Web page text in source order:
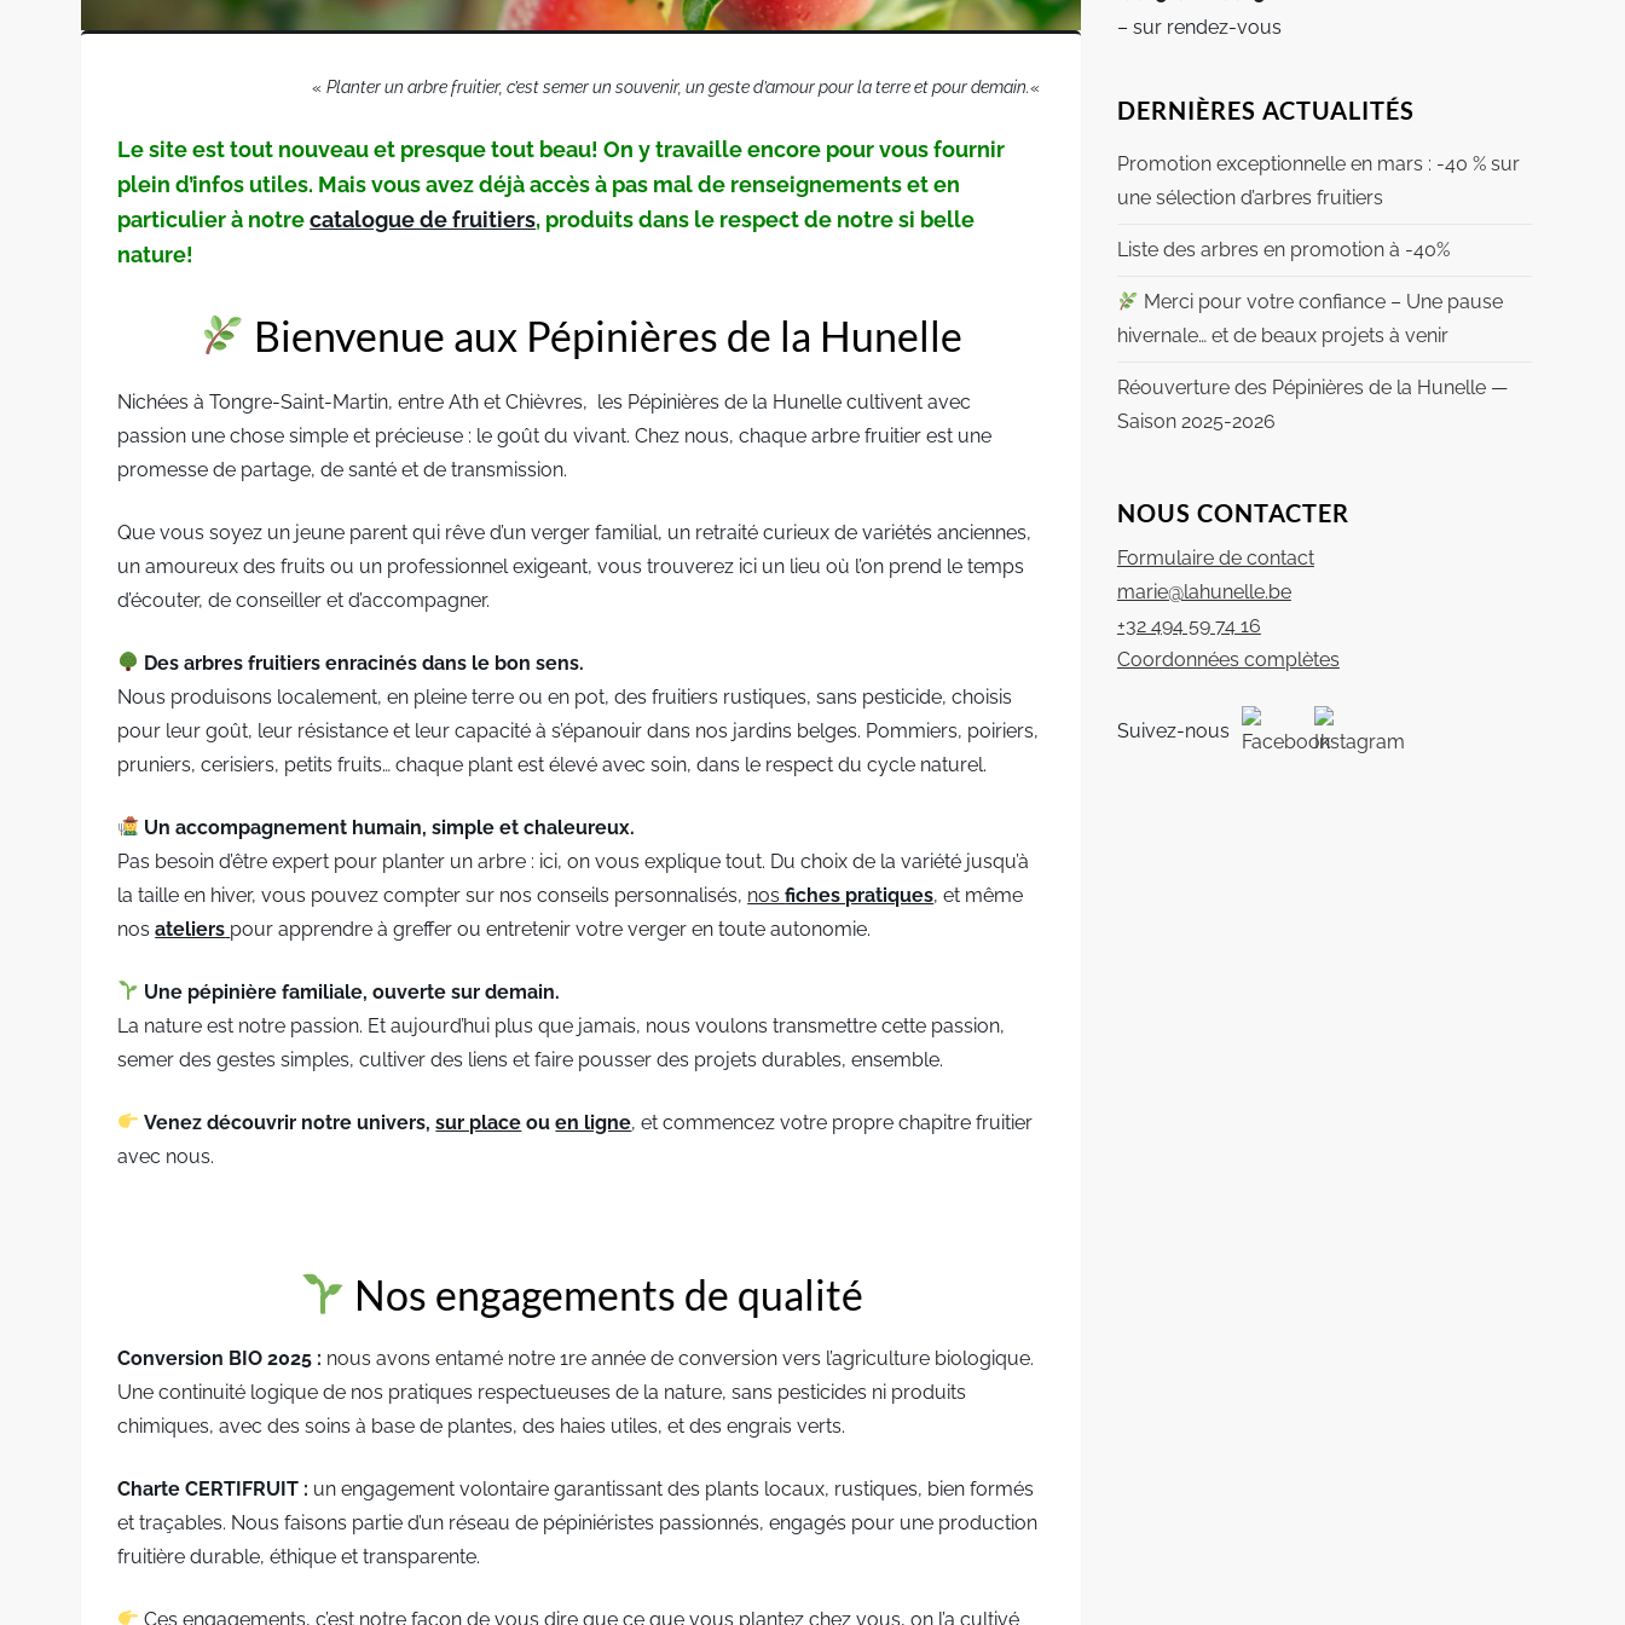
« Planter un arbre fruitier, c’est semer un souvenir, un geste d’amour pour la terre et pour demain.«
Le site est tout nouveau et presque tout beau! On y travaille encore pour vous fournir
plein d’infos utiles. Mais vous avez déjà accès à pas mal de renseignements et en
particulier à notrecatalogue de fruitiers, produits dans le respect de notre si belle
nature!
Bienvenue aux Pépinières de la Hunelle
Nichées à Tongre-Saint-Martin, entre Ath et Chièvres, les Pépinières de la Hunelle cultivent avec
passion une chose simple et précieuse : le goût du vivant. Chez nous, chaque arbre fruitier est une
promesse de partage, de santé et de transmission.
Que vous soyez un jeune parent qui rêve d’un verger familial, un retraité curieux de variétés anciennes,
un amoureux des fruits ou un professionnel exigeant, vous trouverez ici un lieu où l’on prend le temps
d’écouter, de conseiller et d’accompagner.
Des arbres fruitiers enracinés dans le bon sens.
Nous produisons localement, en pleine terre ou en pot, des fruitiers rustiques, sans pesticide, choisis
pour leur goût, leur résistance et leur capacité à s’épanouir dans nos jardins belges. Pommiers, poiriers,
pruniers, cerisiers, petits fruits… chaque plant est élevé avec soin, dans le respect du cycle naturel.
Un accompagnement humain, simple et chaleureux.
Pas besoin d’être expert pour planter un arbre : ici, on vous explique tout. Du choix de la variété jusqu’à
la taille en hiver, vous pouvez compter sur nos conseils personnalisés, nosfiches pratiques, et même
nosateliers pour apprendre à greffer ou entretenir votre verger en toute autonomie.
Une pépinière familiale, ouverte sur demain.
La nature est notre passion. Et aujourd’hui plus que jamais, nous voulons transmettre cette passion,
semer des gestes simples, cultiver des liens et faire pousser des projets durables, ensemble.
Venez découvrir notre univers,sur place ouen ligne, et commencez votre propre chapitre fruitier
avec nous.
Nos engagements de qualité
Conversion BIO 2025 : nous avons entamé notre 1re année de conversion vers l’agriculture biologique.
Une continuité logique de nos pratiques respectueuses de la nature, sans pesticides ni produits
chimiques, avec des soins à base de plantes, des haies utiles, et des engrais verts.
Charte CERTIFRUIT : un engagement volontaire garantissant des plants locaux, rustiques, bien formés
et traçables. Nous faisons partie d’un réseau de pépiniéristes passionnés, engagés pour une production
fruitière durable, éthique et transparente.
Ces engagements, c’est notre façon de vous dire que ce que vous plantez chez vous, on l’a cultivé
– sur rendez-vous
DERNIÈRES ACTUALITÉS
Promotion exceptionnelle en mars : -40 % sur
une sélection d’arbres fruitiers
Liste des arbres en promotion à -40%
Merci pour votre confiance – Une pause
hivernale… et de beaux projets à venir
Réouverture des Pépinières de la Hunelle —
Saison 2025-2026
NOUS CONTACTER
Formulaire de contact
marie@lahunelle.be
+32 494 59 74 16
Coordonnées complètes
Suivez-nous